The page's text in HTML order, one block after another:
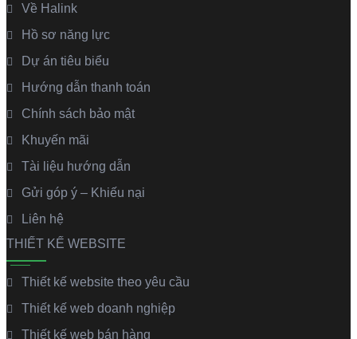
Về Halink
Hồ sơ năng lực
Dự án tiêu biểu
Hướng dẫn thanh toán
Chính sách bảo mật
Khuyến mãi
Tài liệu hướng dẫn
Gửi góp ý – Khiếu nại
Liên hệ
THIẾT KẾ WEBSITE
Thiết kế website theo yêu cầu
Thiết kế web doanh nghiệp
Thiết kế web bán hàng